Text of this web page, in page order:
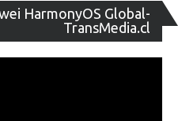
HarmonyOS Global-
TransMedia.cl
de